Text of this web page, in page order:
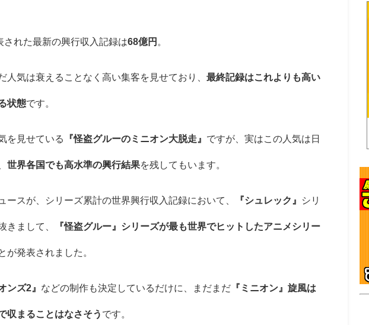
された最新の興行収入記録は68億円
人気は衰えることなく高い集客を見せており、最終記録はこれよりも高い
状態です。
を見せている 『怪盗グルーのミニオン大脱走』 ですが、実はこの人気は日
世界各国でも高水準の興行結果を残してもいます。
ースが、シリーズ累計の世界興行収入記録において、 『シュレック』 シリ
きまして、 『怪盗グルー』シリーズが最も世界でヒットしたアニメシリー
が発表されました。
ンズ2』 などの制作も決定しているだけに、まだまだ 『ミニオン』旋風は
収まることはなさそう です。